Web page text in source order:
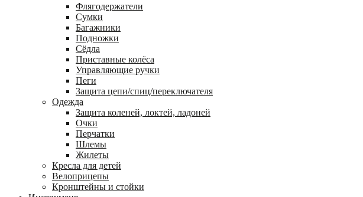
Флягодержатели
Сумки
Багажники
Подножки
Сёдла
Приставные колёса
Управляющие ручки
Пеги
Защита цепи/спиц/переключателя
Одежда
Защита коленей, локтей, ладоней
Очки
Перчатки
Шлемы
Жилеты
Кресла для детей
Велоприцепы
Кронштейны и стойки